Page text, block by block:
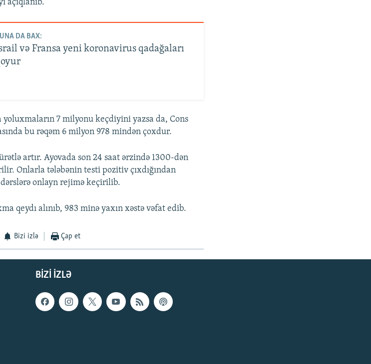
açıqlanıb.
DA BAX:
və Fransa yeni koronavirus qadağaları
yoluxmaların 7 milyonu keçdiyini yazsa da, Cons
bu rəqəm 6 milyon 978 mindən çoxdur.
artır. Ayovada son 24 saat ərzində 1300-dən
Onlarla tələbənin testi pozitiv çıxdığından
onlayn rejimə keçirilib.
qeydı alınıb, 983 minə yaxın xəstə vəfat edib.
Bizi izlə Çap et
BIZI IZLƏ